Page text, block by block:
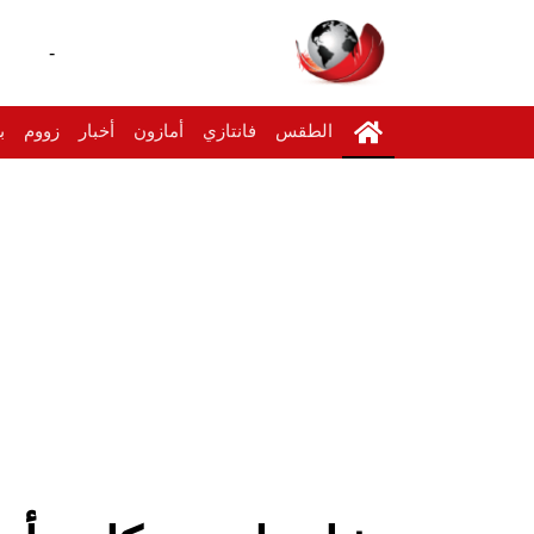
-
الطقس فانتازي أمازون أخبار زووم